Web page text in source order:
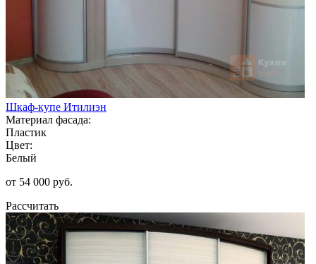
Шкаф-купе Итилиэн
Материал фасада:
Пластик
Цвет:
Белый
от 54 000 руб.
Рассчитать